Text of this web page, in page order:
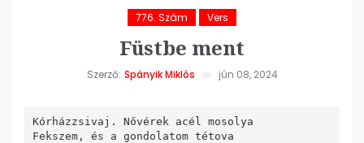
776. Szám Vers
Füstbe ment
Szerző: Spányik Miklós jún 08, 2024
Kórházzsivaj. Nővérek acél mosolya
Fekszem, és a gondolatom tétova